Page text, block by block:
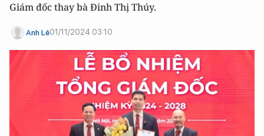
Giám đốc thay bà Đinh Thị Thúy.
Anh Lê01/11/2024 03:10